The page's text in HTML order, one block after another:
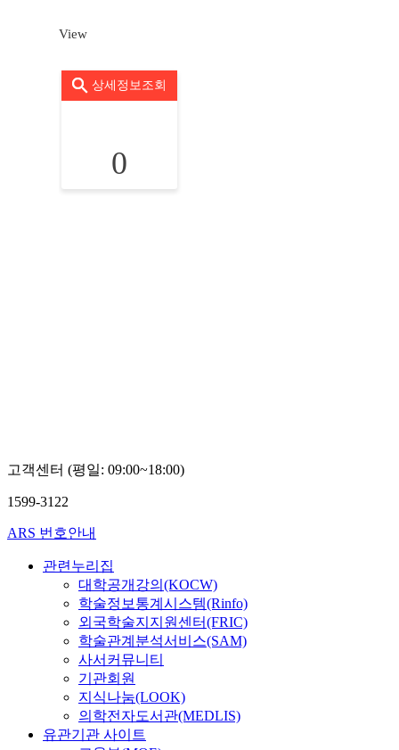
View
상세정보조회
0
고객센터 (평일: 09:00~18:00)
1599-3122
ARS 번호안내
관련누리집
대학공개강의(KOCW)
학술정보통계시스템(Rinfo)
외국학술지지원센터(FRIC)
학술관계분석서비스(SAM)
사서커뮤니티
기관회원
지식나눔(LOOK)
의학전자도서관(MEDLIS)
유관기관 사이트